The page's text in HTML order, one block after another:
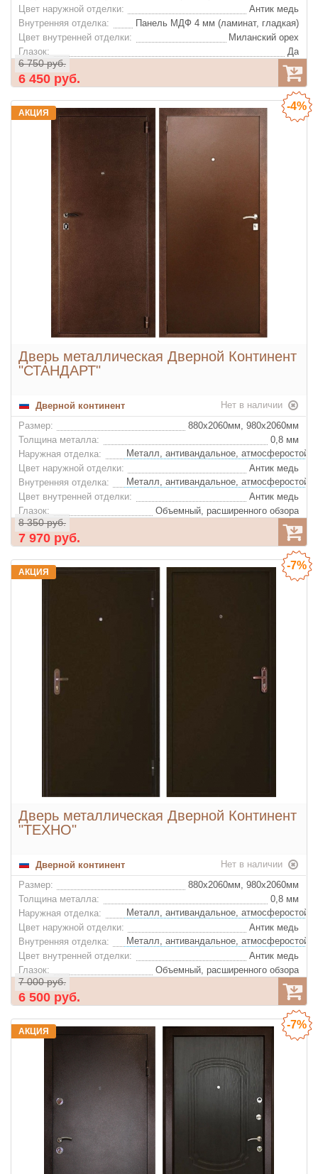
Цвет наружной отделки:
Антик медь
Внутренняя отделка:
Панель МДФ 4 мм (ламинат, гладкая)
Цвет внутренней отделки:
Миланский орех
Глазок:
Да
6 750 руб.
6 450 руб.
АКЦИЯ
-4%
Дверь металлическая Дверной Континент
"СТАНДАРТ"
Дверной континент
Нет в наличии
Размер:
880x2060мм, 980х2060мм
Толщина металла:
0,8 мм
Наружная отделка:
Цвет наружной отделки:
Антик медь
Внутренняя отделка:
Цвет внутренней отделки:
Антик медь
Глазок:
Объемный, расширенного обзора
8 350 руб.
7 970 руб.
АКЦИЯ
-7%
Дверь металлическая Дверной Континент
"ТЕХНО"
Дверной континент
Нет в наличии
Размер:
880x2060мм, 980х2060мм
Толщина металла:
0,8 мм
Наружная отделка:
Цвет наружной отделки:
Антик медь
Внутренняя отделка:
Цвет внутренней отделки:
Антик медь
Глазок:
Объемный, расширенного обзора
7 000 руб.
6 500 руб.
АКЦИЯ
-7%